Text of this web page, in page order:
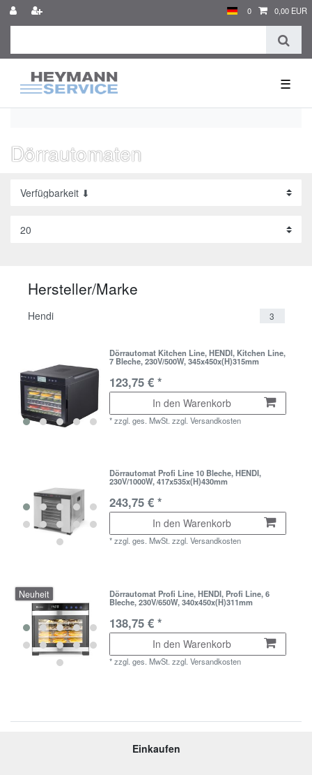
0 0,00 EUR
☰
Dörrautomaten
Hersteller/Marke
Hendi 3
Dörrautomat Kitchen Line, HENDI, Kitchen Line,
7 Bleche, 230V/500W, 345x450x(H)315mm
123,75 € *
In den Warenkorb
*zzgl. ges. MwSt. zzgl.Versandkosten
Dörrautomat Profi Line 10 Bleche, HENDI,
230V/1000W, 417x535x(H)430mm
243,75 € *
In den Warenkorb
*zzgl. ges. MwSt. zzgl.Versandkosten
Neuheit Dörrautomat Profi Line, HENDI, Profi Line, 6
Bleche, 230V/650W, 340x450x(H)311mm
138,75 € *
In den Warenkorb
*zzgl. ges. MwSt. zzgl.Versandkosten
Einkaufen